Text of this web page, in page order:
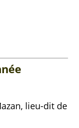
lieu-dit de